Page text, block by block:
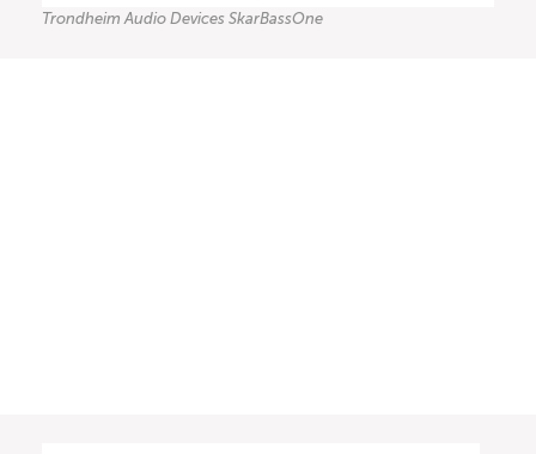
Trondheim Audio Devices SkarBassOne